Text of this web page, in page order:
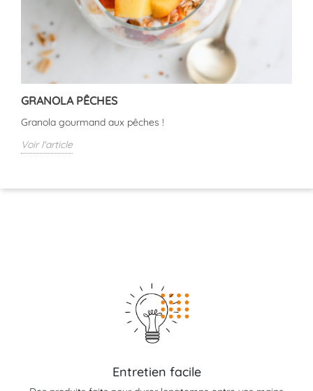
GRANOLA PÊCHES
Granola gourmand aux pêches !
Voir l'article
Entretien facile